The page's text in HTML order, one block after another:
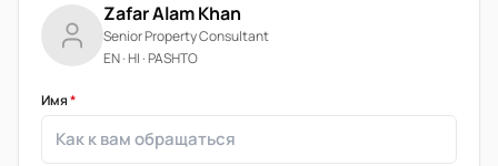
Zafar Alam Khan
Senior Property Consultant
EN · HI · PASHTO
Имя*